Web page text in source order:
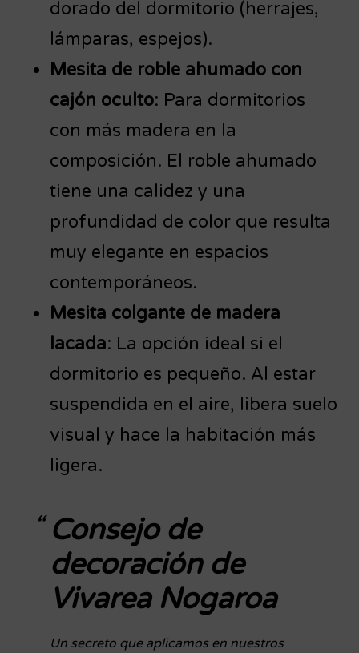
dorado del dormitorio (herrajes,
lámparas, espejos).
Mesita de roble ahumado con
cajón oculto: Para dormitorios
con más madera en la
composición. El roble ahumado
tiene una calidez y una
profundidad de color que resulta
muy elegante en espacios
contemporáneos.
Mesita colgante de madera
lacada: La opción ideal si el
dormitorio es pequeño. Al estar
suspendida en el aire, libera suelo
visual y hace la habitación más
ligera.
Consejo de
decoración de
Vivarea Nogaroa
Un secreto que aplicamos en nuestros